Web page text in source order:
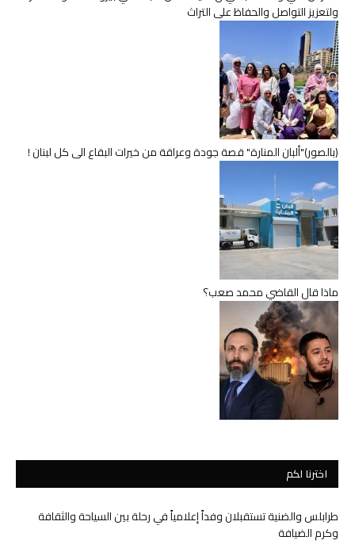
ولتعزيز التواصل والحفاظ على التراث
(بالصور)"ألبان المنارة" قصة جودة وعراقة من خيرات البقاع الى كل لبنان !
ماذا قال القاضي محمد صعب؟
اخترنا لكم
طرابلس والضنية تستقبلان وفداً إعلامياً في رحلة بين السياحة والثقافة
وكرم الضيافة